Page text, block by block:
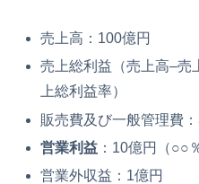
売上高：100億円
売上総利益（売上高–売
上総利益率）
販売費及び一般管理費
営業利益 ：10億円（○○
営業外収益：1億円